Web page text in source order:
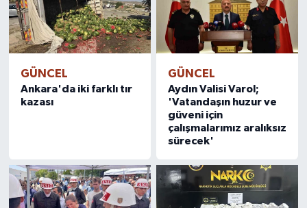
GÜNCEL
Ankara'da iki farklı tır
kazası
GÜNCEL
Aydın Valisi Varol;
'Vatandaşın huzur ve
güveni için
çalışmalarımız aralıksız
sürecek'